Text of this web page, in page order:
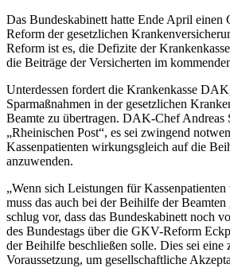
Das Bundeskabinett hatte Ende April einen
Reform der gesetzlichen
Reform ist es, die Defizite der
die Beiträge der Versicherten im
Unterdessen fordert die Krankenkasse
Sparmaßnahmen in der gesetzlichen
Beamte zu übertragen. DAK-Chef Andreas
„Rheinischen Post“, es sei zwingend
Kassenpatienten wirkungsgleich auf die
anzuwenden.
„Wenn sich Leistungen für
muss das auch bei der Beihilfe der
schlug vor, dass das Bundeskabinett noch
des Bundestags über die GKV-Reform
der Beihilfe beschließen solle. Dies sei eine
Voraussetzung, um gesellschaftliche